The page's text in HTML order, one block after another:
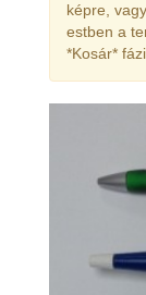
képre,
estben a
*Kosár*